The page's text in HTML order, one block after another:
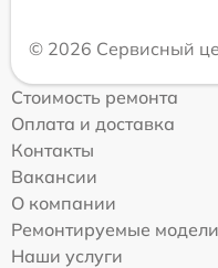
© 2026 Сервисный
Стоимость ремонта
Оплата и доставка
Контакты
Вакансии
О компании
Ремонтируемые модели
Наши услуги